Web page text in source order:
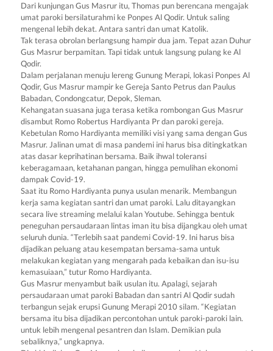
Dari kunjungan Gus Masrur itu, Thomas pun berencana mengajak
umat paroki bersilaturahmi ke Ponpes Al Qodir. Untuk saling
mengenal lebih dekat. Antara santri dan umat Katolik.
Tak terasa obrolan berlangsung hampir dua jam. Tepat azan Duhur
Gus Masrur berpamitan. Tapi tidak untuk langsung pulang ke Al
Qodir.
Dalam perjalanan menuju lereng Gunung Merapi, lokasi Ponpes Al
Qodir, Gus Masrur mampir ke Gereja Santo Petrus dan Paulus
Babadan, Condongcatur, Depok, Sleman.
Kehangatan suasana juga terasa ketika rombongan Gus Masrur
disambut Romo Robertus Hardiyanta Pr dan paroki gereja.
Kebetulan Romo Hardiyanta memiliki visi yang sama dengan Gus
Masrur. Jalinan umat di masa pandemi ini harus bisa ditingkatkan
atas dasar keprihatinan bersama. Baik ihwal toleransi
keberagamaan, ketahanan pangan, hingga pemulihan ekonomi
dampak Covid-19.
Saat itu Romo Hardiyanta punya usulan menarik. Membangun
kerja sama kegiatan santri dan umat paroki. Lalu ditayangkan
secara live streaming melalui kalan Youtube. Sehingga bentuk
peneguhan persaudaraan lintas iman itu bisa dijangkau oleh umat
seluruh dunia. “Terlebih saat pandemi Covid-19. Ini harus bisa
dijadikan peluang atau kesempatan bersama-sama untuk
melakukan kegiatan yang mengarah pada kebaikan dan isu-isu
kemasuiaan,” tutur Romo Hardiyanta.
Gus Masrur menyambut baik usulan itu. Apalagi, sejarah
persaudaraan umat paroki Babadan dan santri Al Qodir sudah
terbangun sejak erupsi Gunung Merapi 2010 silam. “Kegiatan
bersama itu bisa dijadikan percontohan untuk paroki-paroki lain.
untuk lebih mengenal pesantren dan Islam. Demikian pula
sebaliknya,” ungkapnya.